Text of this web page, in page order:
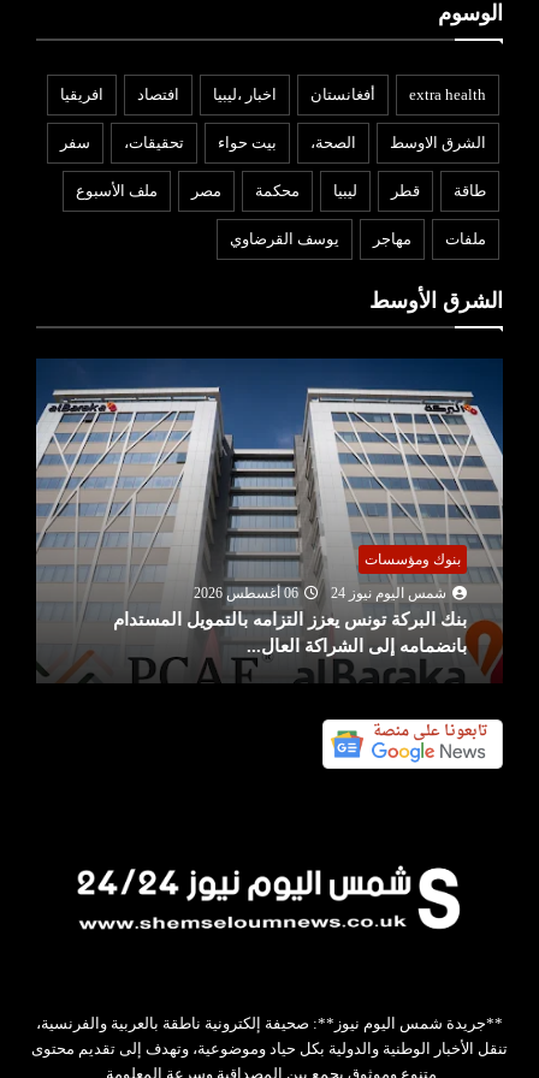
الوسوم
extra health أفغانستان اخبار ،ليبيا افتصاد افريقيا
الشرق الاوسط الصحة، بيت حواء تحقيقات، سفر
طاقة قطر ليبيا محكمة مصر ملف الأسبوع
ملفات مهاجر يوسف القرضاوي
الشرق الأوسط
بنوك ومؤسسات
شمس اليوم نيوز 24
06 أغسطس 2026
بنك البركة تونس يعزز التزامه بالتمويل المستدام
بانضمامه إلى الشراكة العال...
**جريدة شمس اليوم نيوز**: صحيفة إلكترونية ناطقة بالعربية والفرنسية،
تنقل الأخبار الوطنية والدولية بكل حياد وموضوعية، وتهدف إلى تقديم محتوى
متنوع وموثوق يجمع بين المصداقية وسرعة المعلومة.